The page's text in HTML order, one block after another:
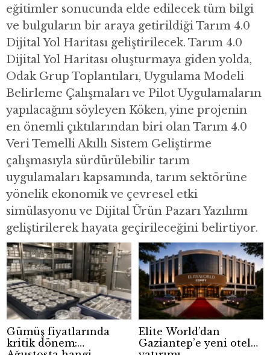
eğitimler sonucunda elde edilecek tüm bilgi
ve bulguların bir araya getirildiği Tarım 4.0
Dijital Yol Haritası geliştirilecek. Tarım 4.0
Dijital Yol Haritası oluşturmaya giden yolda,
Odak Grup Toplantıları, Uygulama Modeli
Belirleme Çalışmaları ve Pilot Uygulamaların
yapılacağını söyleyen Köken, yine projenin
en önemli çıktılarından biri olan Tarım 4.0
Veri Temelli Akıllı Sistem Geliştirme
çalışmasıyla sürdürülebilir tarım
uygulamaları kapsamında, tarım sektörüne
yönelik ekonomik ve çevresel etki
simülasyonu ve Dijital Ürün Pazarı Yazılımı
geliştirilerek hayata geçirileceğini belirtiyor.
Gümüş fiyatlarında
kritik dönem:
Elite World’dan
Gaziantep’e yeni otel